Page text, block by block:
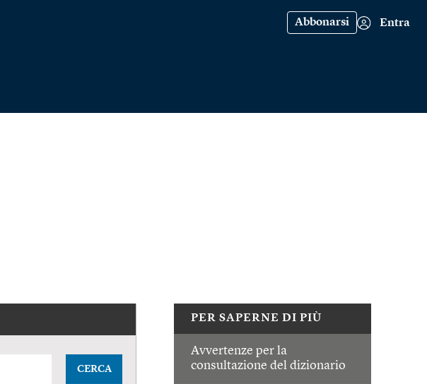
Abbonarsi Entra
PER SAPERNE DI PIÙ
Avvertenze per la
consultazione del dizionario
CERCA